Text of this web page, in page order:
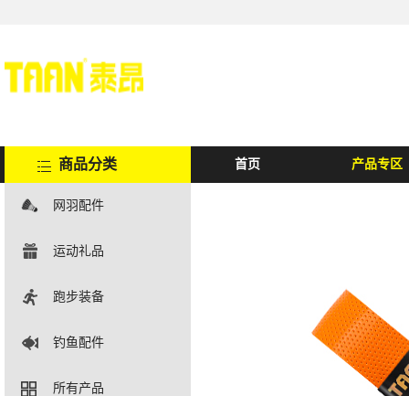
商品分类
网羽配件
运动礼品
跑步装备
钓鱼配件
所有产品
首页 产品专区